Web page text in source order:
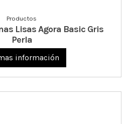
Productos
Lisas Agora Basic Gris
Perla
información